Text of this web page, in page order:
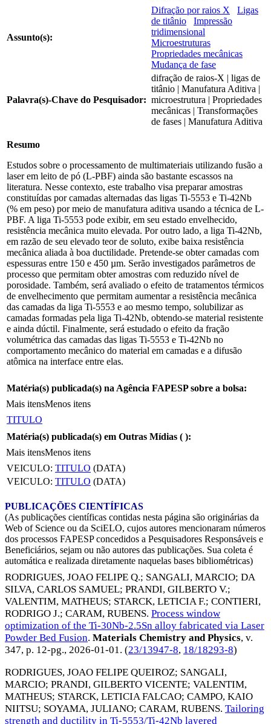
Assunto(s):
Difração por raios X
Ligas
de titânio
Impressão
tridimensional
Microestruturas
Propriedades mecânicas
Mudança de fase
Palavra(s)-Chave do Pesquisador:
difração de raios-X | ligas de
titânio | Manufatura Aditiva |
microestrutura | Propriedades
mecânicas | Transformações
de fases | Manufatura Aditiva
Resumo
Estudos sobre o processamento de multimateriais utilizando fusão a
laser em leito de pó (L-PBF) ainda são bastante escassos na
literatura. Nesse contexto, este trabalho visa preparar amostras
constituídas por camadas alternadas das ligas Ti-5553 e Ti-42Nb
(% em peso) por meio de manufatura aditiva usando a técnica de L-
PBF. A liga Ti-5553 pode exibir, em seu estado envelhecido,
resistência mecânica muito elevada. Por outro lado, a liga Ti-42Nb,
em razão de seu elevado teor de soluto, exibe baixa resistência
mecânica aliada à boa ductilidade. Pretende-se obter camadas com
espessuras entre 150 e 450 µm. Serão investigados parâmetros de
processo que permitam obter amostras com reduzido nível de
porosidade. Também, será avaliado o efeito de tratamentos térmicos
de envelhecimento que permitam aumentar a resistência mecânica
das camadas da liga Ti-5553 e ao mesmo tempo, solubilizar as
camadas formadas pela liga Ti-42Nb, obtendo-se material resistente
e ainda dúctil. Finalmente, será estudado o efeito da fração
volumétrica das camadas das ligas Ti-5553 e Ti-42Nb no
comportamento mecânico do material em camadas e a difusão
atômica na interface entre elas.
Matéria(s) publicada(s) na Agência FAPESP sobre a bolsa:
Mais itensMenos itens
TITULO
Matéria(s) publicada(s) em Outras Mídias ( ):
Mais itensMenos itens
VEICULO: TITULO (DATA)
VEICULO: TITULO (DATA)
PUBLICAÇÕES CIENTÍFICAS
(As publicações científicas contidas nesta página são originárias da
Web of Science ou da SciELO, cujos autores mencionaram números
dos processos FAPESP concedidos a Pesquisadores Responsáveis e
Beneficiários, sejam ou não autores das publicações. Sua coleta é
automática e realizada diretamente naquelas bases bibliométricas)
RODRIGUES, JOAO FELIPE Q.; SANGALI, MARCIO; DA
SILVA, CARLOS SAMUEL; PRANDI, GILBERTO V.;
VALENTIM, MATHEUS; STARCK, LETICIA F.; CONTIERI,
RODRIGO J.; CARAM, RUBENS. Process window
optimization of the Ti-30Nb-2.5Sn alloy fabricated via Laser
Powder Bed Fusion. Materials Chemistry and Physics, v.
347, p. 12-pg., 2026-01-01. (23/13947-8, 18/18293-8)
RODRIGUES, JOAO FELIPE QUEIROZ; SANGALI,
MARCIO; PRANDI, GILBERTO VICENTE; VALENTIM,
MATHEUS; STARCK, LETICIA FALCAO; CAMPO, KAIO
NIITSU; SOYAMA, JULIANO; CARAM, RUBENS. Tailoring
strength and ductility in Ti-5553/Ti-42Nb layered